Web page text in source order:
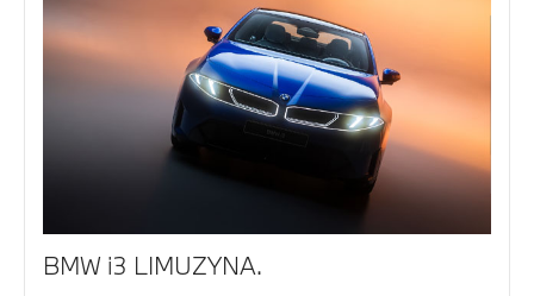
BMW i3 LIMUZYNA.